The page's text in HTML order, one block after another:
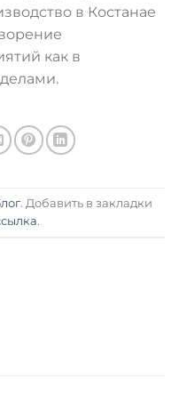
в Костанае
как в
. Добавить в закладки
.